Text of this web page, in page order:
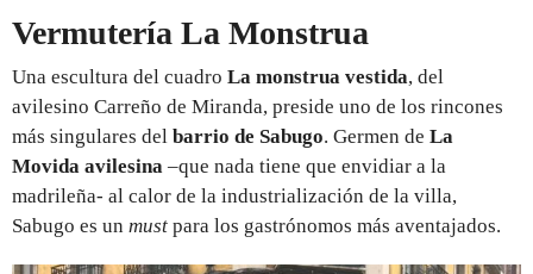
Vermutería La Monstrua
Una escultura del cuadro La monstrua vestida, del
avilesino Carreño de Miranda, preside uno de los rincones
más singulares del barrio de Sabugo. Germen de La
Movida avilesina –que nada tiene que envidiar a la
madrileña- al calor de la industrialización de la villa,
Sabugo es un must para los gastrónomos más aventajados.